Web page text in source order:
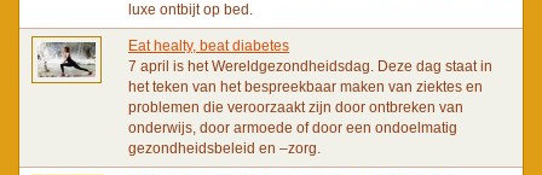
luxe ontbijt op bed.
Eat healty, beat diabetes
7 april is het Wereldgezondheidsdag. Deze dag staat in
het teken van het bespreekbaar maken van ziektes en
problemen die veroorzaakt zijn door ontbreken van
onderwijs, door armoede of door een ondoelmatig
gezondheidsbeleid en –zorg.